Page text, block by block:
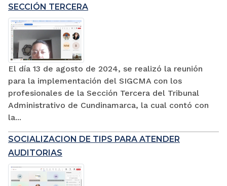
SECCIÓN TERCERA
El día 13 de agosto de 2024, se realizó la reunión
para la implementación del SIGCMA con los
profesionales de la Sección Tercera del Tribunal
Administrativo de Cundinamarca, la cual contó con
la...
SOCIALIZACION DE TIPS PARA ATENDER
AUDITORIAS